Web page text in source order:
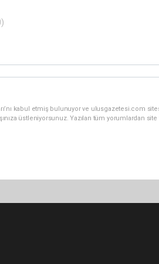
kabul etmiş bulunuyor ve ulusgazetesi.com
üstleniyorsunuz. Yazılan tüm yorumlardan